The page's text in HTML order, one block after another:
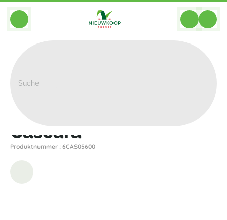
BACK
Cascara
Produktnummer : 6CAS05600